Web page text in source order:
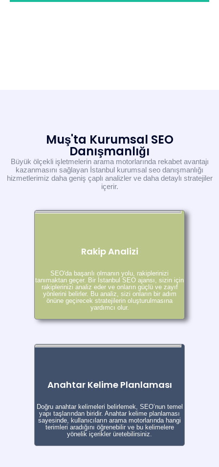
Muş'ta Kurumsal SEO
Danışmanlığı
Büyük ölçekli işletmelerin arama motorlarında rekabet avantajı
kazanmasını sağlayan İstanbul kurumsal seo danışmanlığı
hizmetlerimiz daha geniş çaplı analizler ve daha detaylı stratejiler
içerir.
Rakip Analizi
SEO'da başarılı olmanın yolu, rakiplerinizi
tanımaktan geçer. Bir İstanbul SEO ajansı, sizin için
rakiplerinizi analiz eder ve onların güçlü ve zayıf
yönlerini belirler. Bu analiz, sizi onların bir adım
önüne geçirecek stratejilerin oluşturulmasına
yardımcı olur.
Anahtar Kelime Planlaması
Doğru anahtar kelimeleri belirlemek, SEO’nun temel
yapı taşlarından biridir. Anahtar kelime planlaması
sayesinde, kullanıcıların arama motorlarında hangi
terimleri aradığını öğrenebilir ve bu kelimelere
yönelik içerikler üretebilirsiniz.